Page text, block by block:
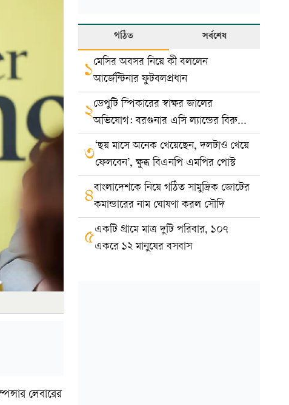
লেবারের
পঠিত সর্বশেষ
১মেসির অবসর নিয়ে কী বললেন
আর্জেন্টিনার ফুটবলপ্রধান
২ডেপুটি স্পিকারের স্বাক্ষর জালের
অভিযোগ: বরগুনার এসি ল্যান্ডের বিরুদ্ধে
মামলা
৩‘ছয় মাসে অনেক খেয়েছেন, দলটাও খেয়ে
ফেলবেন’, ক্ষুব্ধ বিএনপি এমপির পোস্ট
৪বাংলাদেশকে নিয়ে গঠিত সামুদ্রিক জোটের
কমান্ডারের নাম ঘোষণা করল সৌদি
৫একটি গ্রামে মাত্র দুটি পরিবার, ১০৭
একরে ১২ মানুষের বসবাস